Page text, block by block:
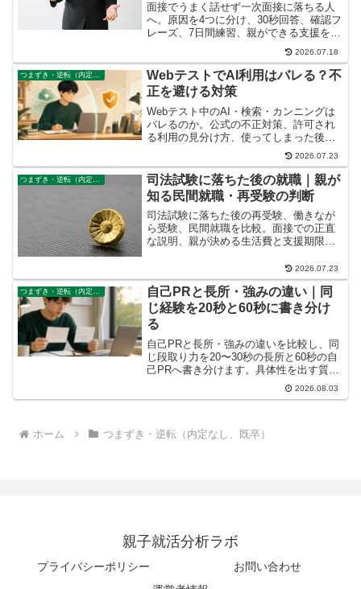
面接でうまく話せず一次面接に落ちる人
へ。原因を4つに分け、30秒回答、確認フ
レーズ、7日間練習、親ができる支援を具
2026.07.18
つまずき・逆転（内定なし、既卒）
WebテストでAI利用はバレる？不
正を避ける対策
Webテスト中のAI・検索・カンニングは
バレるのか。公式の不正対策、許可され
る利用の見分け方、使ってしまった後の
対応、試験前の安全なAI活用を解説しま
2026.07.23
司法試験に落ちた後の就職｜親が
知る民間就職・再受験の判断
司法試験に落ちた後の再受験、働きなが
ら受験、民間就職を比較。面接での正直
な説明、親が決める生活費と支援期限を
2026.07.23
つまずき・逆転（内定なし、既卒）
自己PRと長所・強みの違い｜同
じ経験を20秒と60秒に書き分け
る
自己PRと長所・強みの違いを比較し、同
じ段取り力を20〜30秒の長所と60秒の自
己PRへ書き分けます。具体性を出す質
問、例文、親が代筆せず手伝う方法も分
2026.08.03
ホーム つまずき・逆転（内定なし、既卒）
親子就活分析ラボ
プライバシーポリシー
お問い合わせ